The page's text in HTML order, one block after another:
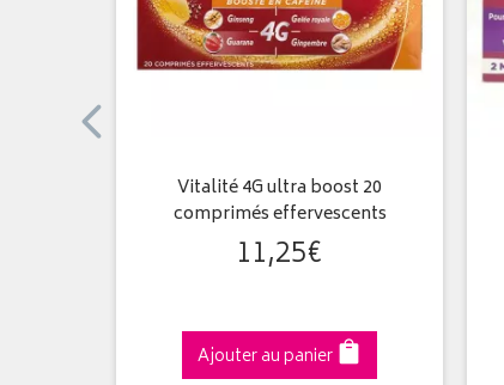
Vitalité 4G ultra boost 20
comprimés effervescents
11,25€
Ajouter au panier